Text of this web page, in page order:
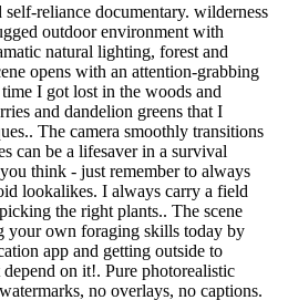
self-reliance documentary. wilderness
outdoor environment with
natural lighting, forest and
opens with an attention-grabbing
I got lost in the woods and
and dandelion greens that I
The camera smoothly transitions
can be a lifesaver in a survival
think - just remember to always
lookalikes. I always carry a field
the right plants.. The scene
your own foraging skills today by
app and getting outside to
on it!. Pure photorealistic
no overlays, no captions.